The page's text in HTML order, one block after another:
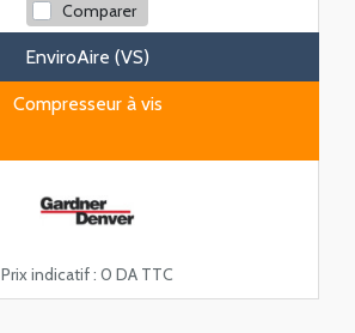
Comparer
EnviroAire (VS)
Compresseur à vis
Prix indicatif : 0 DA TTC